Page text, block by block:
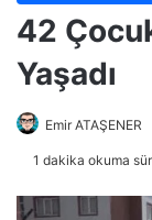
42
Yaşadı
Emir ATAŞENER
1 dakika okuma